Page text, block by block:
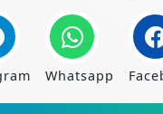
Whatsapp